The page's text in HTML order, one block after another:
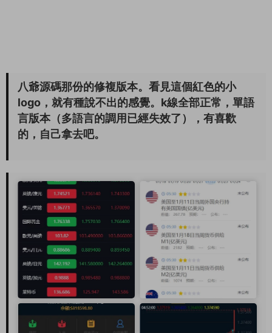
八爺源碼那份的修複版本。看見這個紅色的小
logo，就有種說不出的感覺。k線全部正常，單語
言版本（多語言的調用已經失效了），有喜歡
的，自己拿去吧。